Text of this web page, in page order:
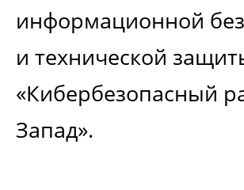
информационной
и технической
«Кибербезопасный
Запад».